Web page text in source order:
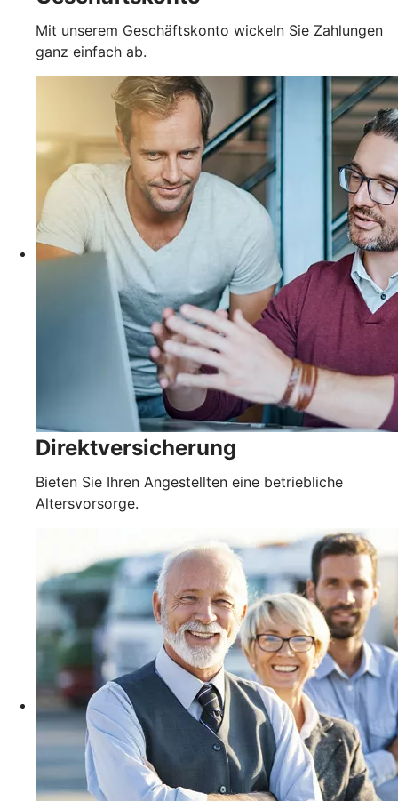
Mit unserem Geschäftskonto wickeln Sie Zahlungen
ganz einfach ab.
Direktversicherung
Bieten Sie Ihren Angestellten eine betriebliche
Altersvorsorge.